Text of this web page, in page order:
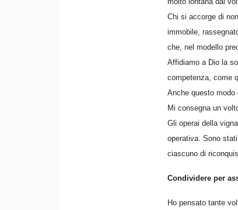
Chi si accorge di
immobile,
che, nel modello
Affidiamo a Dio la
competenza, come
Anche questo modo
Mi consegna un
Gli operai della
operativa. Sono
ciascuno di
Condividere per
Ho pensato tante